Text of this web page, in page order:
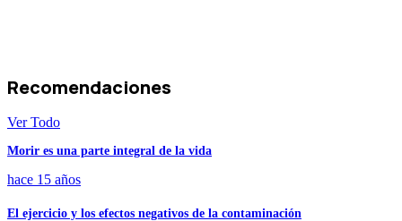
Recomendaciones
Ver Todo
Morir es una parte integral de la vida
hace 15 años
El ejercicio y los efectos negativos de la contaminación